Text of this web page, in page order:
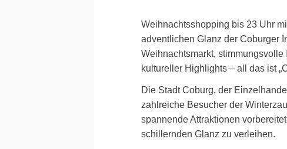
Weihnachtsshopping bis 23 Uhr
adventlichen Glanz der Coburger
Weihnachtsmarkt,
kultureller Highlights – all das ist
Die Stadt Coburg, der
zahlreiche Besucher der
spannende Attraktionen
schillernden Glanz zu verleihen.